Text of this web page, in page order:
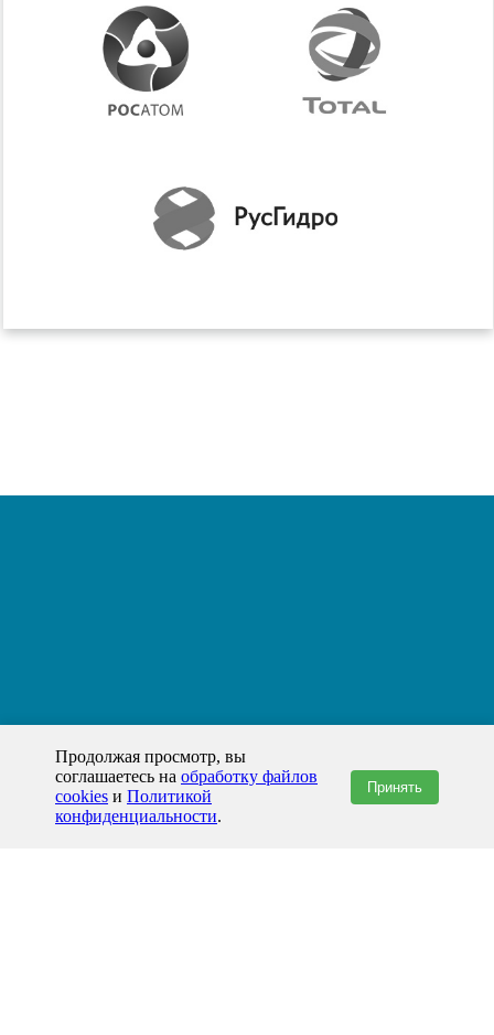
Продолжая просмотр, вы
соглашаетесь на обработку файлов
cookies и Политикой
конфиденциальности.
Принять